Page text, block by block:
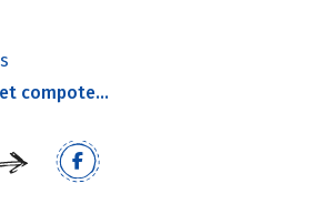
compote...